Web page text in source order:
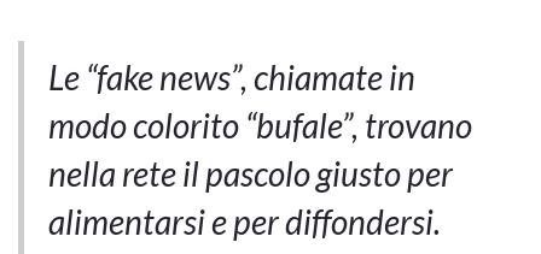
Le “fake news”, chiamate in
modo colorito “bufale”, trovano
nella rete il pascolo giusto per
alimentarsi e per diffondersi.